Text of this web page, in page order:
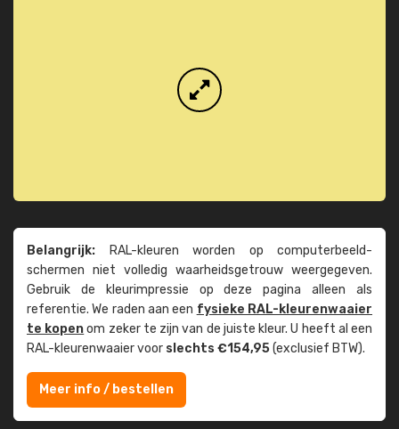
Belangrijk: RAL-kleuren worden op computer­beeld­
schermen niet volledig waarheids­­getrouw weer­gegeven.
Gebruik de kleur­impressie op deze pagina alleen als
referentie. We raden aan een fysieke RAL-kleuren­waaier
te kopenom zeker te zijn van de juiste kleur. U heeft al een
RAL-kleuren­waaier voor slechts €154,95(exclusief BTW).
Meer info / bestellen